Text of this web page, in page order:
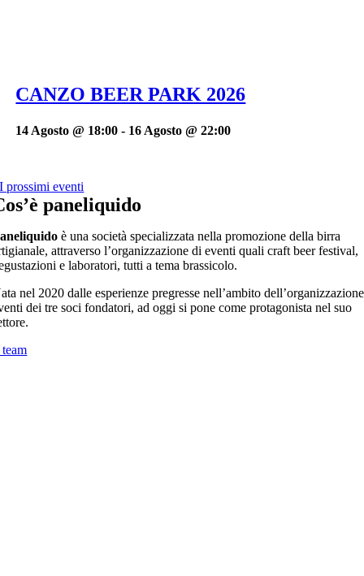
CANZO BEER PARK 2026
14 Agosto @ 18:00 - 16 Agosto @ 22:00
I prossimi eventi
paneliquido
è una società specializzata nella promozione della birra
attraverso l’organizzazione di eventi quali craft beer festival,
e laboratori, tutti a tema brassicolo.
nel 2020 dalle esperienze pregresse nell’ambito dell’organizzazione
dei tre soci fondatori, ad oggi si pone come protagonista nel suo